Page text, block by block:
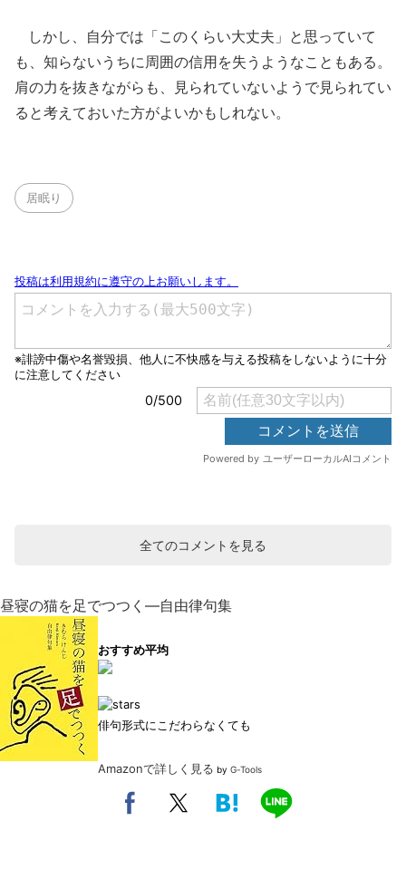
しかし、自分では「このくらい大丈夫」と思っていて
も、知らないうちに周囲の信用を失うようなこともある。
肩の力を抜きながらも、見られていないようで見られてい
ると考えておいた方がよいかもしれない。
居眠り
全てのコメントを見る
昼寝の猫を足でつつく―自由律句集
おすすめ平均
俳句形式にこだわらなくても
Amazonで詳しく見る by G-Tools